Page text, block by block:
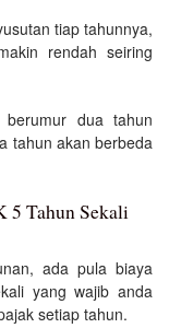
tiap tahunnya,
rendah seiring
dua tahun
tahun akan berbeda
5 Tahun Sekali
ada pula biaya
yang wajib anda
setiap tahun.